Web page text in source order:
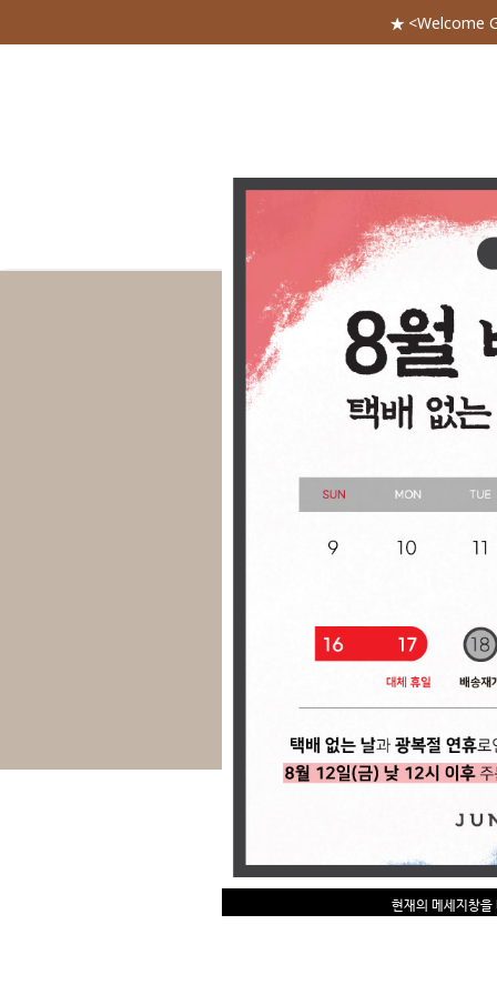
★ <Welcome
전체 카
현재의 메세지창